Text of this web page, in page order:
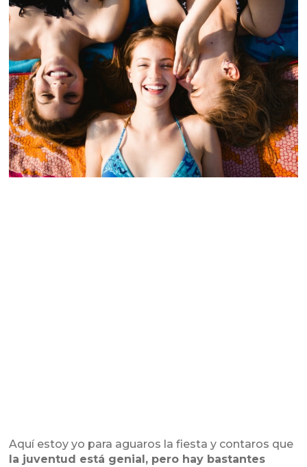
Aquí estoy yo para aguaros la fiesta y contaros que
la juventud está genial, pero hay bastantes